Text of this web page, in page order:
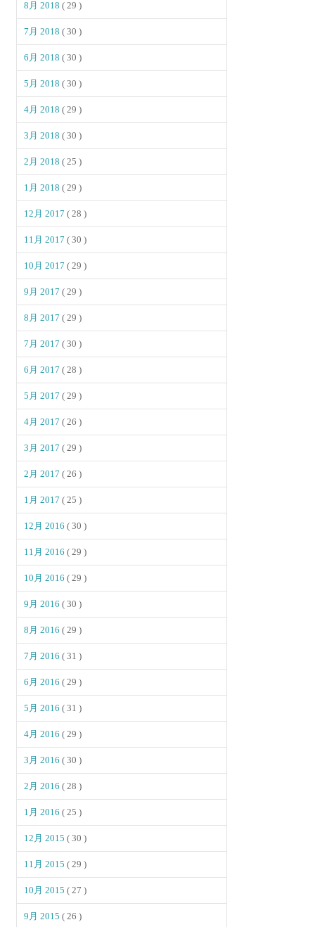
8月 2018( 29 )
7月 2018( 30 )
6月 2018( 30 )
5月 2018( 30 )
4月 2018( 29 )
3月 2018( 30 )
2月 2018( 25 )
1月 2018( 29 )
12月 2017( 28 )
11月 2017( 30 )
10月 2017( 29 )
9月 2017( 29 )
8月 2017( 29 )
7月 2017( 30 )
6月 2017( 28 )
5月 2017( 29 )
4月 2017( 26 )
3月 2017( 29 )
2月 2017( 26 )
1月 2017( 25 )
12月 2016( 30 )
11月 2016( 29 )
10月 2016( 29 )
9月 2016( 30 )
8月 2016( 29 )
7月 2016( 31 )
6月 2016( 29 )
5月 2016( 31 )
4月 2016( 29 )
3月 2016( 30 )
2月 2016( 28 )
1月 2016( 25 )
12月 2015( 30 )
11月 2015( 29 )
10月 2015( 27 )
9月 2015( 26 )